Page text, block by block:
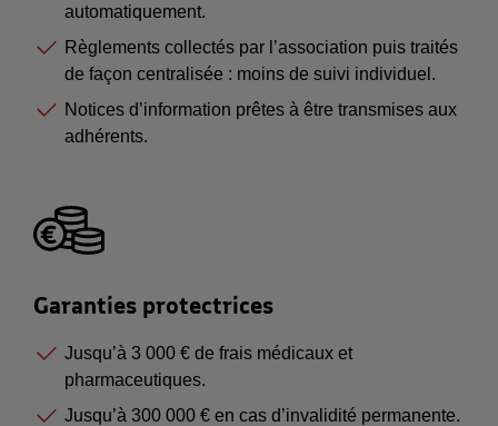
automatiquement.
Règlements collectés par l’association puis traités
de façon centralisée : moins de suivi individuel.
Notices d’information prêtes à être transmises aux
adhérents.
Garanties protectrices
Jusqu’à 3 000 € de frais médicaux et
pharmaceutiques.
Jusqu’à 300 000 € en cas d’invalidité permanente.